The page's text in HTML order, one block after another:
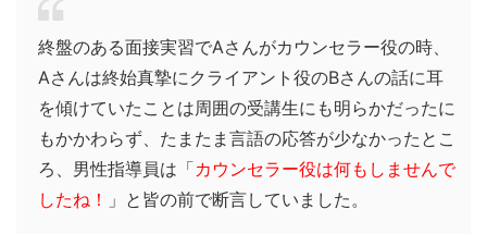
終盤のある面接実習でAさんがカウンセラー役の時、
Aさんは終始真摯にクライアント役のBさんの話に耳
を傾けていたことは周囲の受講生にも明らかだったに
もかかわらず、たまたま言語の応答が少なかったとこ
ろ、男性指導員は「カウンセラー役は何もしませんで
したね！
」と皆の前で断言していました。